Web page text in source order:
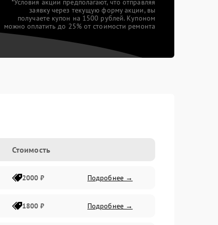
*Условия акции предполагают, что отправляя
заявку через текущую форму акции, вы
получаете купон на 1500 рублей. Купоном
можно оплатить до 25% от стоимости ремонта
Стоимость
2000 ₽ Подробнее →
1800 ₽ Подробнее →